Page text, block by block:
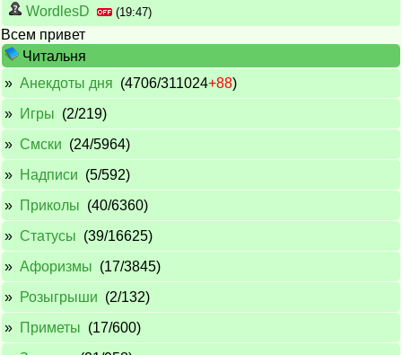
WordlesD
(19:47)
Всем привет
Читальня
» Анекдоты дня (4706/311024+88)
» Игры (2/219)
» Смски (24/5964)
» Надписи (5/592)
» Приколы (40/6360)
» Cтатусы (39/16625)
» Афоризмы (17/3845)
» Розыгрыши (2/132)
» Приметы (17/600)